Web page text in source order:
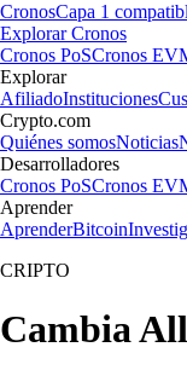
CronosCapa 1
Explorar Cronos
Cronos PoSCronos
Explorar
AfiliadoInstituciones
Crypto.com
Quiénes somosNoticias
Desarrolladores
Cronos PoSCronos
Aprender
AprenderBitcoin
CRIPTO
Cambia